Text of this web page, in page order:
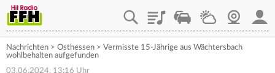
PlaylistStaupilotWetterWebcam
Nachrichten > Osthessen > Vermisste 15-Jährige aus Wächtersbach
wohlbehalten aufgefunden
03.06.2024, 13:16 Uhr